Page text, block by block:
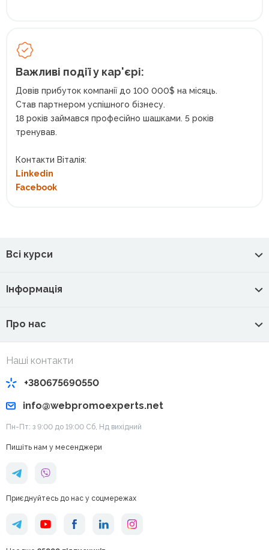
Важливі події у кар'єрі:
Довів прибуток компанії до 100 000$ на місяць.
Став партнером успішного бізнесу.
18 років займався професійно шашками. 5 років
тренував.
Контакти Віталія:
Linkedin
Facebook
Всі курси
Інформація
Про нас
Наші контакти
+380675690550
info@webpromoexperts.net
Пн-Пт: з 9:00 до 19:00 Cб, Нд вихідний
Пишіть нам у месенджери
Приєднуйтесь до нас у соцмережах